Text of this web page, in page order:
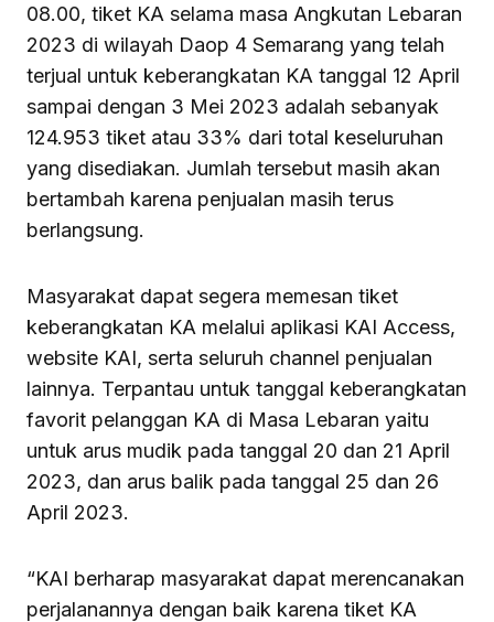
08.00, tiket KA selama masa Angkutan Lebaran
2023 di wilayah Daop 4 Semarang yang telah
terjual untuk keberangkatan KA tanggal 12 April
sampai dengan 3 Mei 2023 adalah sebanyak
124.953 tiket atau 33% dari total keseluruhan
yang disediakan. Jumlah tersebut masih akan
bertambah karena penjualan masih terus
berlangsung.
Masyarakat dapat segera memesan tiket
keberangkatan KA melalui aplikasi KAI Access,
website KAI, serta seluruh channel penjualan
lainnya. Terpantau untuk tanggal keberangkatan
favorit pelanggan KA di Masa Lebaran yaitu
untuk arus mudik pada tanggal 20 dan 21 April
2023, dan arus balik pada tanggal 25 dan 26
April 2023.
“KAI berharap masyarakat dapat merencanakan
perjalanannya dengan baik karena tiket KA